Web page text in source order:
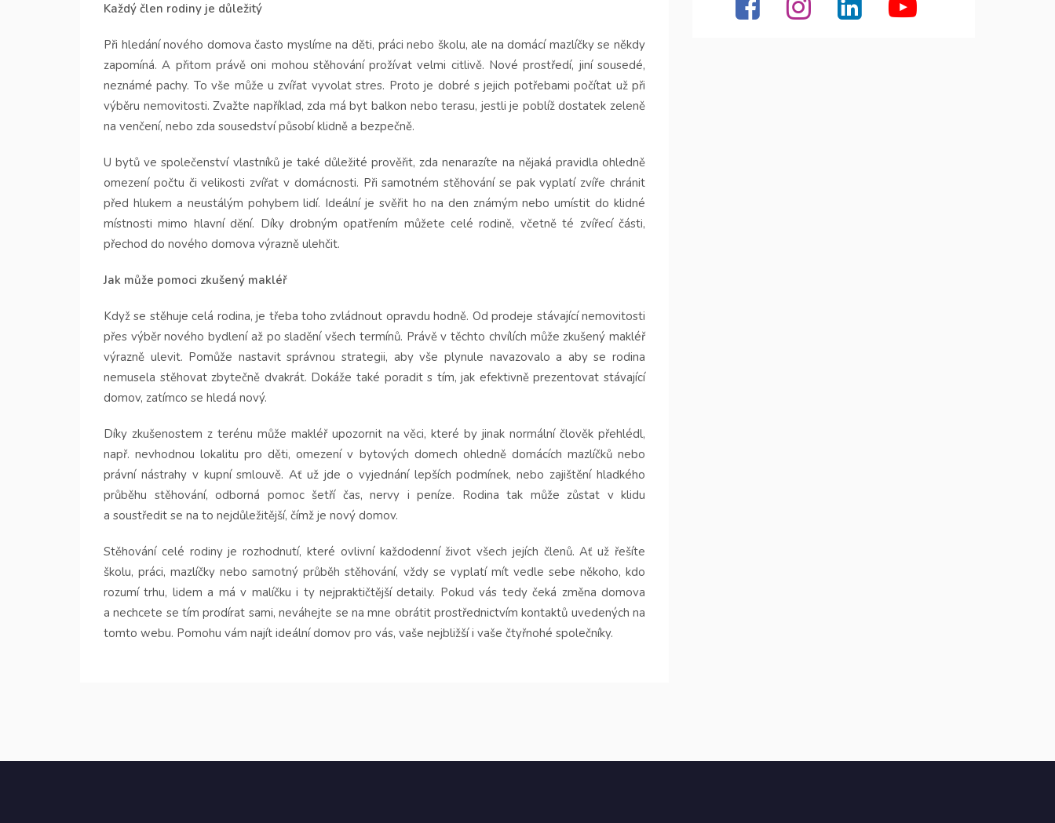
Každý člen rodiny je důležitý
Při hledání nového domova často myslíme na děti, práci nebo školu, ale na domácí mazlíčky se někdy
zapomíná. A přitom právě oni mohou stěhování prožívat velmi citlivě. Nové prostředí, jiní sousedé,
neznámé pachy. To vše může u zvířat vyvolat stres. Proto je dobré s jejich potřebami počítat už při
výběru nemovitosti. Zvažte například, zda má byt balkon nebo terasu, jestli je poblíž dostatek zeleně
na venčení, nebo zda sousedství působí klidně a bezpečně.
U bytů ve společenství vlastníků je také důležité prověřit, zda nenarazíte na nějaká pravidla ohledně
omezení počtu či velikosti zvířat v domácnosti. Při samotném stěhování se pak vyplatí zvíře chránit
před hlukem a neustálým pohybem lidí. Ideální je svěřit ho na den známým nebo umístit do klidné
místnosti mimo hlavní dění. Díky drobným opatřením můžete celé rodině, včetně té zvířecí části,
přechod do nového domova výrazně ulehčit.
Jak může pomoci zkušený makléř
Když se stěhuje celá rodina, je třeba toho zvládnout opravdu hodně. Od prodeje stávající nemovitosti
přes výběr nového bydlení až po sladění všech termínů. Právě v těchto chvílích může zkušený makléř
výrazně ulevit. Pomůže nastavit správnou strategii, aby vše plynule navazovalo a aby se rodina
nemusela stěhovat zbytečně dvakrát. Dokáže také poradit s tím, jak efektivně prezentovat stávající
domov, zatímco se hledá nový.
Díky zkušenostem z terénu může makléř upozornit na věci, které by jinak normální člověk přehlédl,
např. nevhodnou lokalitu pro děti, omezení v bytových domech ohledně domácích mazlíčků nebo
právní nástrahy v kupní smlouvě. Ať už jde o vyjednání lepších podmínek, nebo zajištění hladkého
průběhu stěhování, odborná pomoc šetří čas, nervy i peníze. Rodina tak může zůstat v klidu
a soustředit se na to nejdůležitější, čímž je nový domov.
Stěhování celé rodiny je rozhodnutí, které ovlivní každodenní život všech jejích členů. Ať už řešíte
školu, práci, mazlíčky nebo samotný průběh stěhování, vždy se vyplatí mít vedle sebe někoho, kdo
rozumí trhu, lidem a má v malíčku i ty nejpraktičtější detaily. Pokud vás tedy čeká změna domova
a nechcete se tím prodírat sami, neváhejte se na mne obrátit prostřednictvím kontaktů uvedených na
tomto webu. Pomohu vám najít ideální domov pro vás, vaše nejbližší i vaše čtyřnohé společníky.